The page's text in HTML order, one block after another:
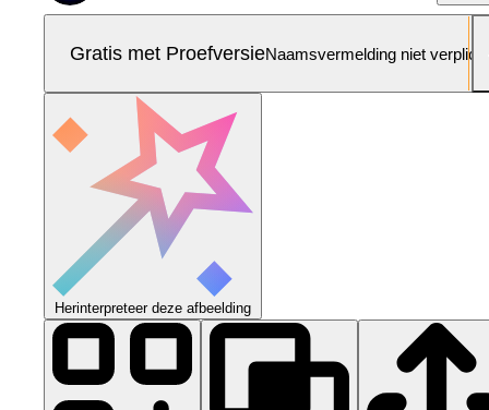
Gratis met ProefversieNaamsvermelding niet verplicht
Herinterpreteer deze afbeelding